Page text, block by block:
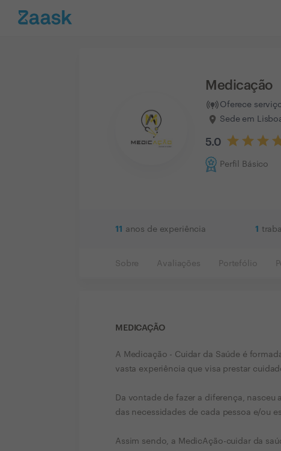
Medicação
Oferece
Sede em
5.0
Perfil Básico
11 anos de experiência 1
Sobre Avaliações Portefólio
MEDICAÇÃO
A Medicação - Cuidar da Saúde é
vasta experiência que visa prestar
Da vontade de fazer a diferença,
das necessidades de cada pessoa e/ou
Assim sendo, a MedicAção-cuidar da